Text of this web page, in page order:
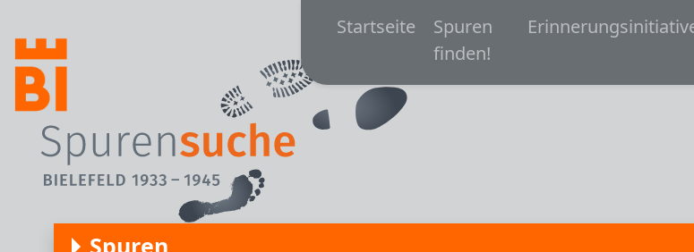
Zur Startseite von Spurensuche
Main navigation
Startseite
Spuren
finden!
Spuren